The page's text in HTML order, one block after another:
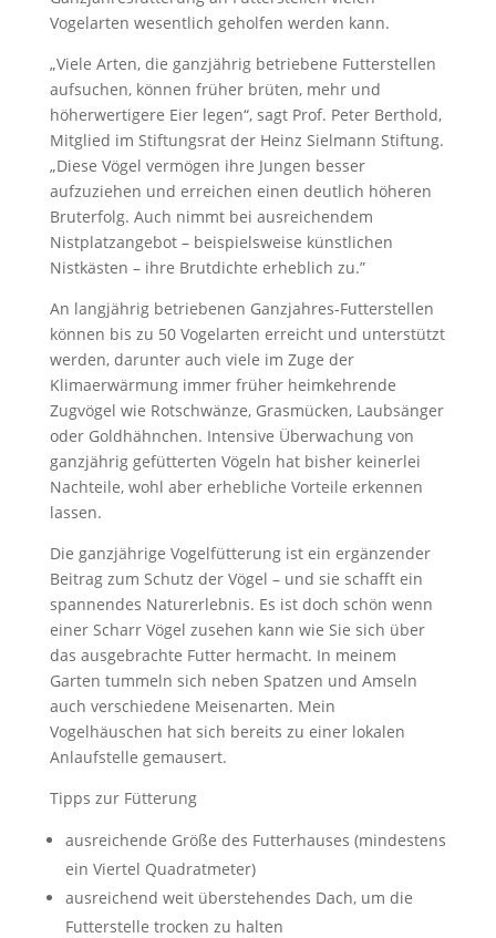
Vogelarten wesentlich geholfen werden kann.
„Viele Arten, die ganzjährig betriebene Futterstellen
aufsuchen, können früher brüten, mehr und
höherwertigere Eier legen“, sagt Prof. Peter Berthold,
Mitglied im Stiftungsrat der Heinz Sielmann Stiftung.
„Diese Vögel vermögen ihre Jungen besser
aufzuziehen und erreichen einen deutlich höheren
Bruterfolg. Auch nimmt bei ausreichendem
Nistplatzangebot – beispielsweise künstlichen
Nistkästen – ihre Brutdichte erheblich zu.”
An langjährig betriebenen Ganzjahres-Futterstellen
können bis zu 50 Vogelarten erreicht und unterstützt
werden, darunter auch viele im Zuge der
Klimaerwärmung immer früher heimkehrende
Zugvögel wie Rotschwänze, Grasmücken, Laubsänger
oder Goldhähnchen. Intensive Überwachung von
ganzjährig gefütterten Vögeln hat bisher keinerlei
Nachteile, wohl aber erhebliche Vorteile erkennen
lassen.
Die ganzjährige Vogelfütterung ist ein ergänzender
Beitrag zum Schutz der Vögel – und sie schafft ein
spannendes Naturerlebnis. Es ist doch schön wenn
einer Scharr Vögel zusehen kann wie Sie sich über
das ausgebrachte Futter hermacht. In meinem
Garten tummeln sich neben Spatzen und Amseln
auch verschiedene Meisenarten. Mein
Vogelhäuschen hat sich bereits zu einer lokalen
Anlaufstelle gemausert.
Tipps zur Fütterung
ausreichende Größe des Futterhauses (mindestens
ein Viertel Quadratmeter)
ausreichend weit überstehendes Dach, um die
Futterstelle trocken zu halten